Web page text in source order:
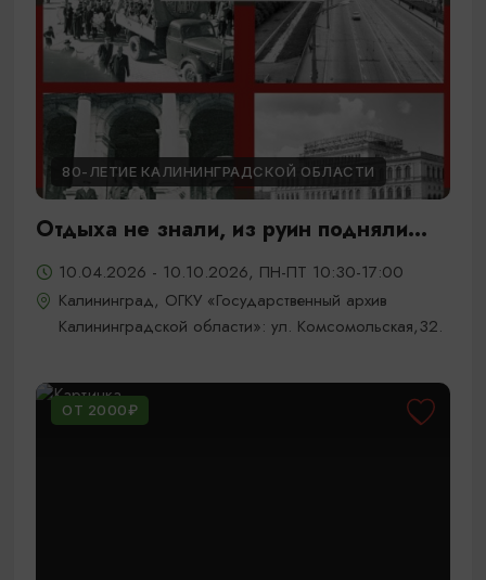
80-ЛЕТИЕ КАЛИНИНГРАДСКОЙ ОБЛАСТИ
Отдыха не знали, из руин подняли...
10.04.2026 - 10.10.2026, ПН-ПТ 10:30-17:00
Калининград, ОГКУ «Государственный архив
Калининградской области»: ул. Комсомольская,32.
ОТ 2000₽